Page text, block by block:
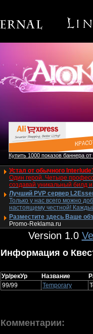
Купить 1000 показов баннера от
Устал от обычного
Один герой. Четыре
создавай уникальный билд
Лучший PVP сервер
Только у нас всего можно
настоящему честной!
Разместите здесь Ваше
Promo-Reklama.ru
Version 1.0
Информация о
Ур/рекУр Название
99/99
Temporary
Комментарии: